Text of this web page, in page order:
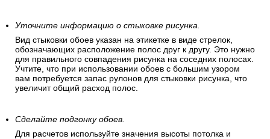
Уточните информацию о стыковке рисунка.
Вид стыковки обоев указан на этикетке в виде стрелок,
обозначающих расположение полос друг к другу. Это нужно
для правильного совпадения рисунка на соседних полосах.
Учтите, что при использовании обоев с большим узором
вам потребуется запас рулонов для стыковки рисунка, что
увеличит общий расход полос.
Сделайте подгонку обоев.
Для расчетов используйте значения высоты потолка и